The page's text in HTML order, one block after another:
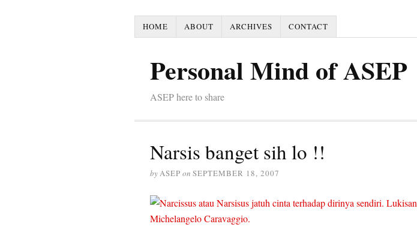
HOME ABOUT ARCHIVES CONTACT
Personal Mind of ASEP
ASEP here to share
Narsis banget sih lo !!
byASEP on SEPTEMBER 18, 2007